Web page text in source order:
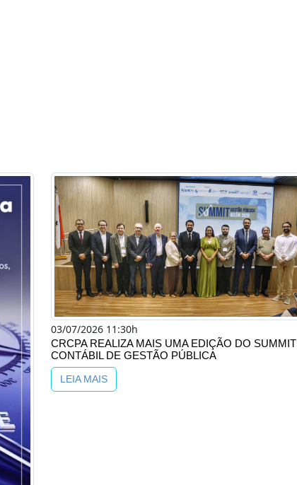
03/07/2026 11:30h
CRCPA REALIZA MAIS UMA EDIÇÃO DO SUMMIT
CONTÁBIL DE GESTÃO PÚBLICA
LEIA MAIS